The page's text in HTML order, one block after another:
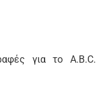
για τo A.B.C.